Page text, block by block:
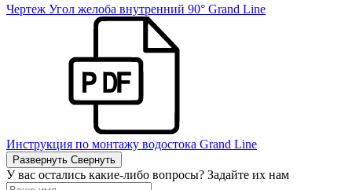
Чертеж Угол желоба внутренний 90° Grand Line
Инструкция по монтажу водостока Grand Line
Развернуть Свернуть
У вас остались какие-либо вопросы? Задайте их нам